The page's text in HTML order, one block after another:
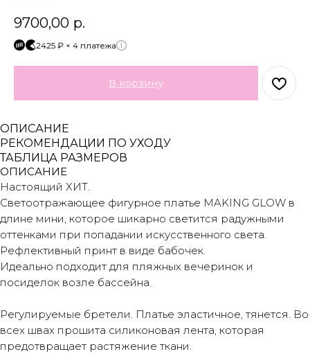
9700,00 р.
2425 ₽ × 4 платежа
В корзину
ОПИСАНИЕ
РЕКОМЕНДАЦИИ ПО УХОДУ
ТАБЛИЦА РАЗМЕРОВ
ОПИСАНИЕ
Настоящий ХИТ.
Светоотражающее фигурное платье MAKING GLOW в
длине мини, которое шикарно светится радужными
оттенками при попадании искусственного света.
Рефлективный принт в виде бабочек.
Идеально подходит для пляжных вечеринок и
посиделок возле бассейна.
Регулируемые бретели. Платье эластичное, тянется. Во
всех швах прошита силиконовая лента, которая
предотвращает растяжение ткани.